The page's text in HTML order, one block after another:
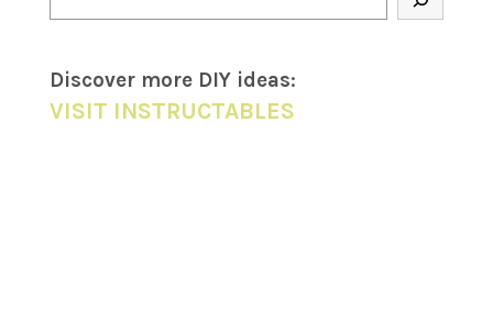
Discover more DIY ideas:
VISIT INSTRUCTABLES